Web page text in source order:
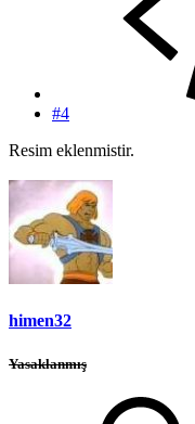
#4
Resim eklenmistir.
himen32
Yasaklanmış